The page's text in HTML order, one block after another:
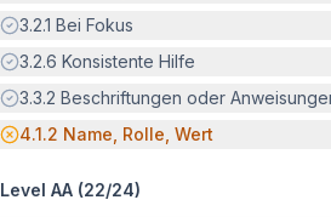
Erfüllt:
3.2.1 Bei Fokus
Erfüllt:
3.2.6 Konsistente Hilfe
Erfüllt:
3.3.2 Beschriftungen oder
Potenzielle Barriere:
4.1.2 Name, Rolle, Wert
Level AA (22/24)